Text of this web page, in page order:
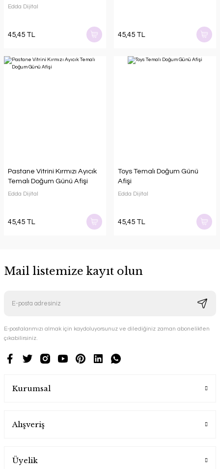
Edda Dijital
45,45 TL 45,45 TL
Pastane Vitrini Kırmızı Ayıcık
Temalı Doğum Günü Afişi
Edda Dijital
45,45 TL
Toys Temalı Doğum Günü
Afişi
Edda Dijital
45,45 TL
Mail listemize kayıt olun
E-postalarımızı almak için kaydoluyorsunuz ve dilediğiniz zaman abonelikten
çıkabilirsiniz.
Kurumsal
Alışveriş
Üyelik